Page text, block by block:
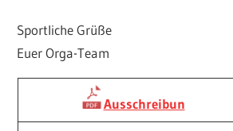
Sportliche Grüße
Euer Orga-Team
Ausschreibun